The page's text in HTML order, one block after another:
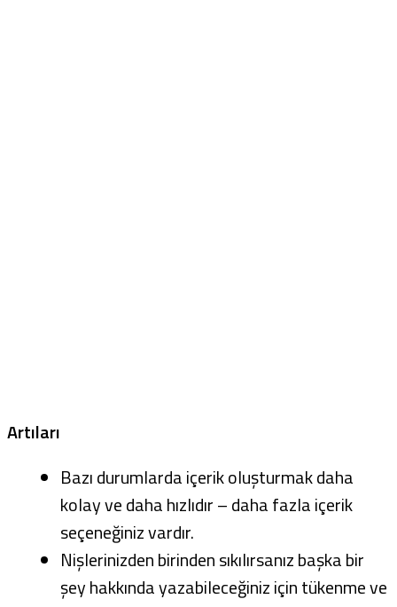
Artıları
Bazı durumlarda içerik oluşturmak daha
kolay ve daha hızlıdır – daha fazla içerik
seçeneğiniz vardır.
Nişlerinizden birinden sıkılırsanız başka bir
şey hakkında yazabileceğiniz için tükenme ve